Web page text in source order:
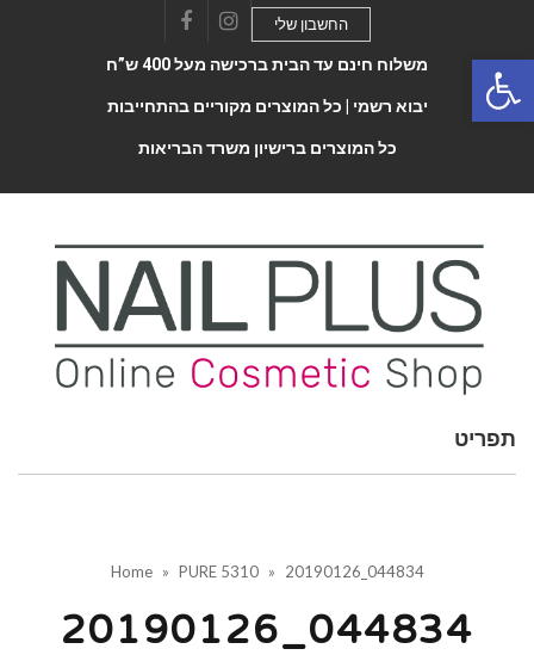
FacebookInstagram
החשבון שלי
משלוח חינם עד הבית ברכישה מעל 400 ש”ח
יבוא רשמי | כל המוצרים מקוריים בהתחייבות
כל המוצרים ברישיון משרד הבריאות
Toggle
תפריט
Home » PURE 5310 » 20190126_044834
20190126_044834